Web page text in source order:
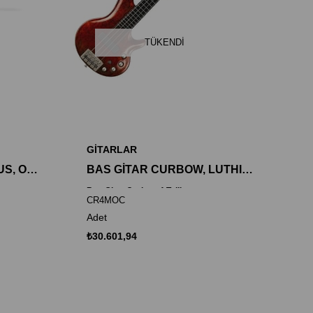
BAS GİTAR, 4 TELLİ, PLUS, OPEN PORE, NATUREL,
TÜKENDI
GİTARLAR
BAS GİTAR CURBOW, LUTHITE KASA,
Bas Gitar Curbow 4 Telli
CR4MOC
Adet
₺30.601,94